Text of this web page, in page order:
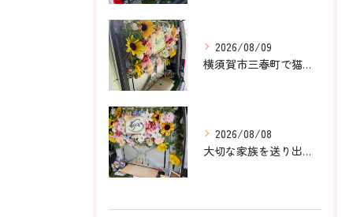
2026/08/09
横須賀市三春町で猫ちゃんのペット葬儀、ペット火葬をお手伝いさ...
2026/08/08
大切な家族を送り出すお手伝いをしました。